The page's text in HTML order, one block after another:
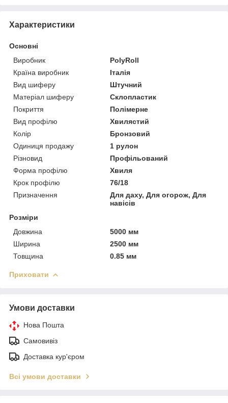
Характеристики
Основні
Виробник
PolyRoll
Країна виробник
Італія
Вид шиферу
Штучний
Матеріал шиферу
Склопластик
Покриття
Полімерне
Вид профілю
Хвилястий
Колір
Бронзовий
Одиниця продажу
1 рулон
Різновид
Профільований
Форма профілю
Хвиля
Крок профілю
76/18
Призначення
Для даху, Для огорож, Для
навісів
Розміри
Довжина
5000 мм
Ширина
2500 мм
Товщина
0.85 мм
Приховати
Умови доставки
Нова Пошта
Самовивіз
Доставка кур'єром
Всі умови доставки